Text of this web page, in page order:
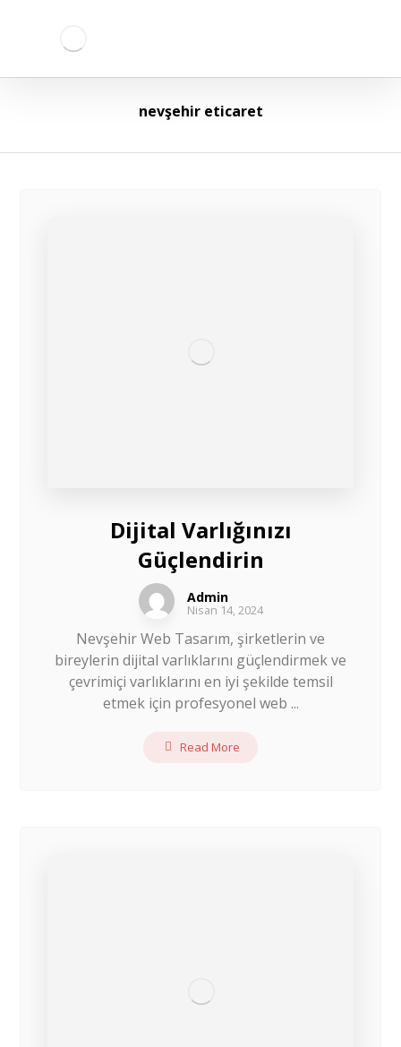
nevşehir eticaret
Dijital Varlığınızı
Güçlendirin
Admin
Nisan 14, 2024
Nevşehir Web Tasarım, şirketlerin ve
bireylerin dijital varlıklarını güçlendirmek ve
çevrimiçi varlıklarını en iyi şekilde temsil
etmek için profesyonel web ...
Read More